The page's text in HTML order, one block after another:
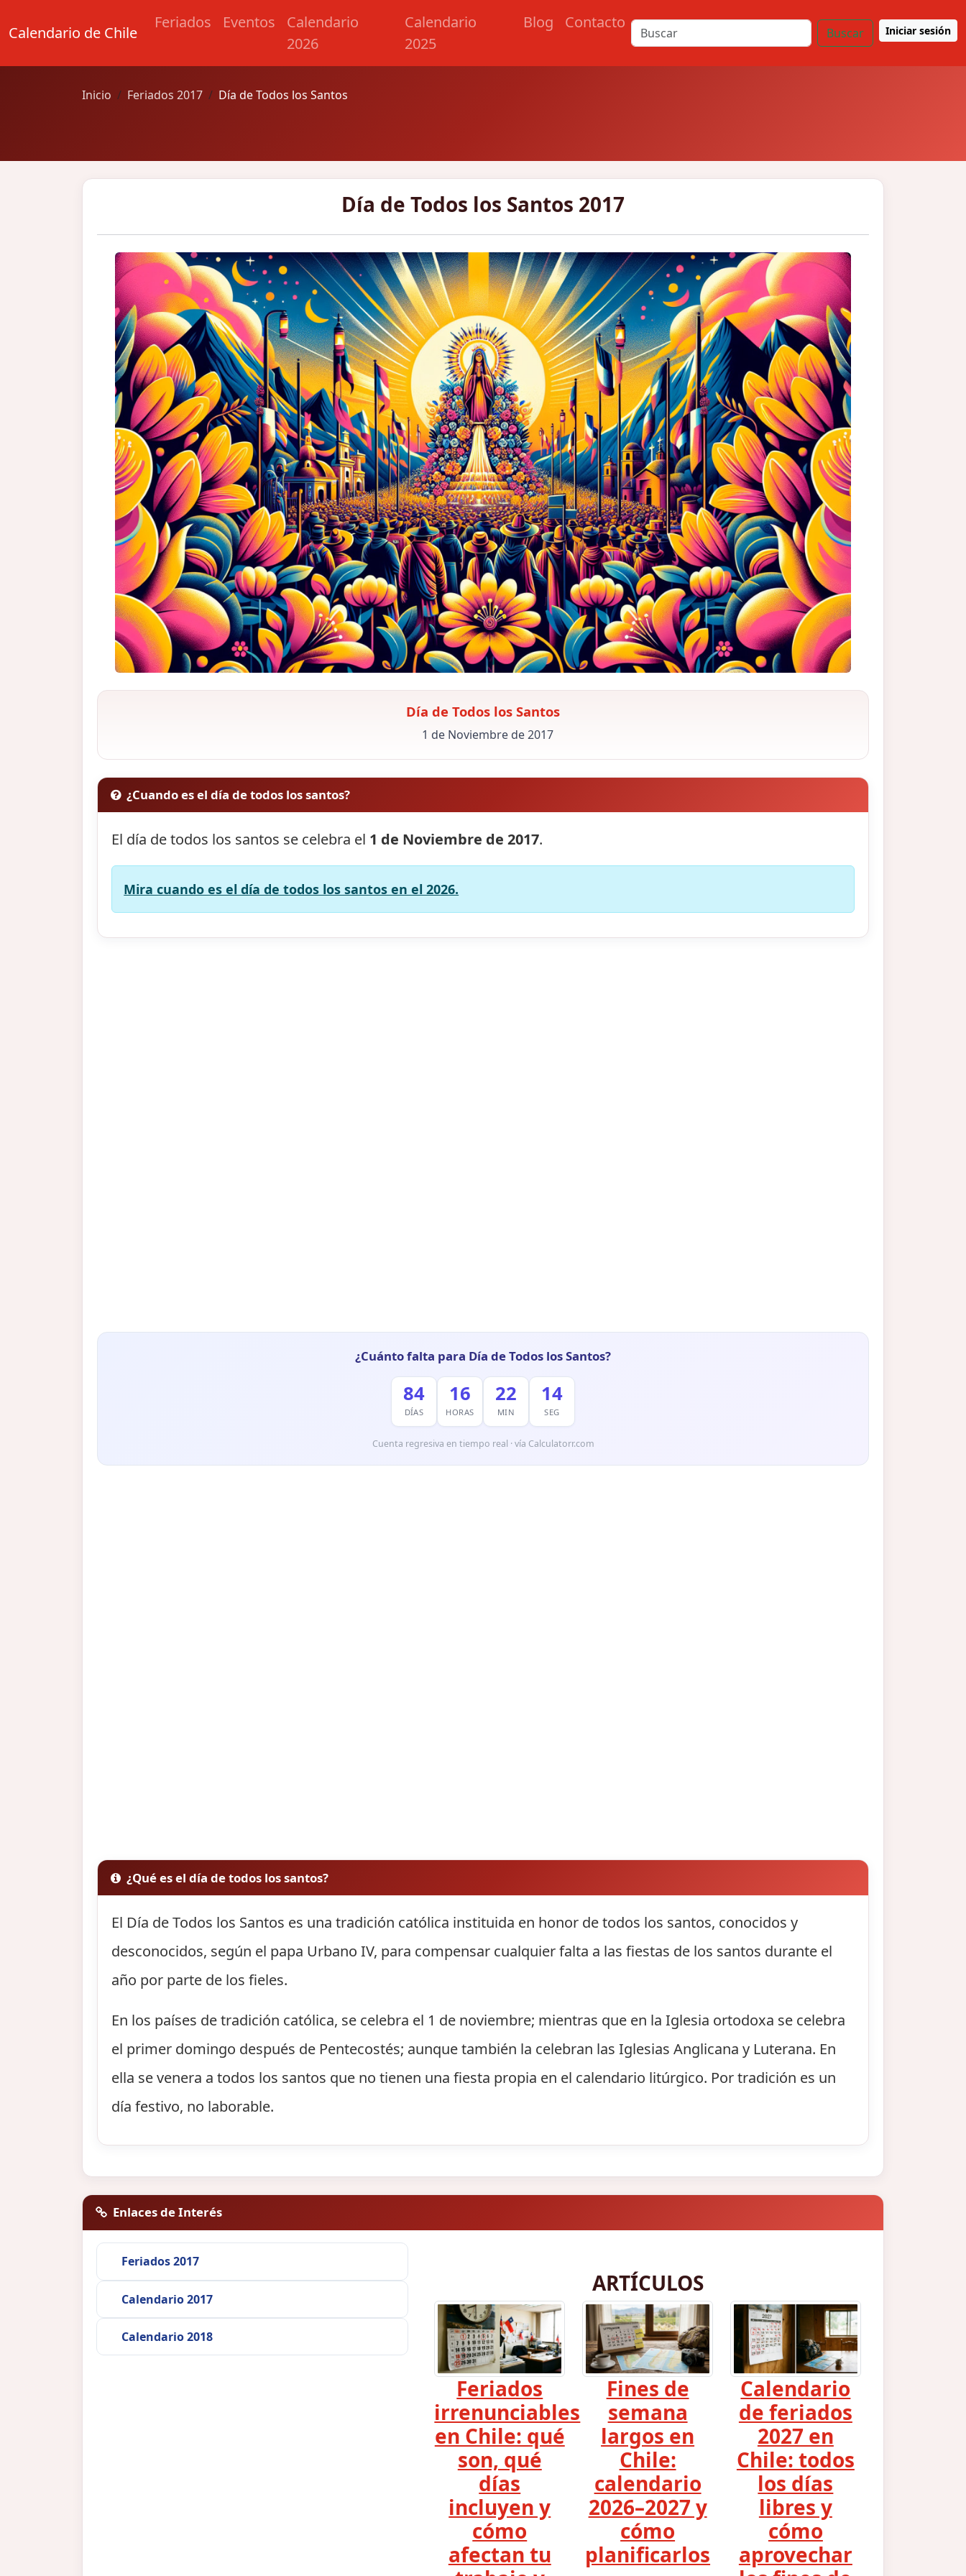
Calendario de Chile
Feriados Eventos
Calendario
2026
Calendario
2025
Blog Contacto
Buscar Iniciar sesión
Inicio Feriados 2017 Día de Todos los Santos
Día de Todos los Santos 2017
Día de Todos los Santos
1 de Noviembre de 2017
¿Cuando es el día de todos los santos?
El día de todos los santos se celebra el 1 de Noviembre de 2017.
Mira cuando es el día de todos los santos en el 2026.
¿Cuánto falta para Día de Todos los Santos?
84
DÍAS
16
HORAS
22
MIN
13
SEG
Cuenta regresiva en tiempo real · vía Calculatorr.com
¿Qué es el día de todos los santos?
El Día de Todos los Santos es una tradición católica instituida en honor de todos los santos, conocidos y
desconocidos, según el papa Urbano IV, para compensar cualquier falta a las fiestas de los santos durante el
año por parte de los fieles.
En los países de tradición católica, se celebra el 1 de noviembre; mientras que en la Iglesia ortodoxa se celebra
el primer domingo después de Pentecostés; aunque también la celebran las Iglesias Anglicana y Luterana. En
ella se venera a todos los santos que no tienen una fiesta propia en el calendario litúrgico. Por tradición es un
día festivo, no laborable.
Enlaces de Interés
Feriados 2017
Calendario 2017
Calendario 2018
ARTÍCULOS
Feriados
irrenunciables
en Chile: qué
son, qué
días
incluyen y
cómo
afectan tu
Fines de
semana
largos en
Chile:
calendario
2026–2027 y
cómo
planificarlos
Calendario
de feriados
2027 en
Chile: todos
los días
libres y
cómo
aprovechar